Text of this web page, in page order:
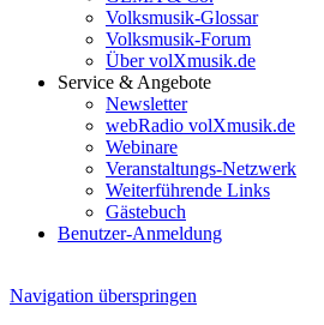
Volksmusik-Glossar
Volksmusik-Forum
Über volXmusik.de
Service & Angebote
Newsletter
webRadio volXmusik.de
Webinare
Veranstaltungs-Netzwerk
Weiterführende Links
Gästebuch
Benutzer-Anmeldung
Navigation überspringen